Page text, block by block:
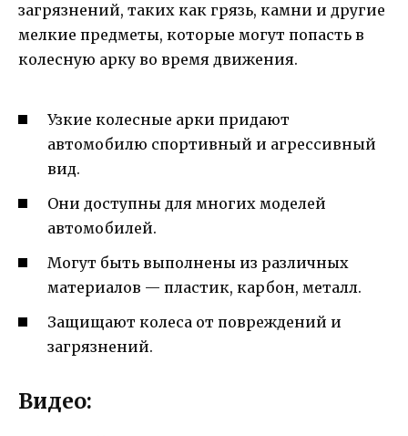
загрязнений, таких как грязь, камни и другие
мелкие предметы, которые могут попасть в
колесную арку во время движения.
Узкие колесные арки придают
автомобилю спортивный и агрессивный
вид.
Они доступны для многих моделей
автомобилей.
Могут быть выполнены из различных
материалов — пластик, карбон, металл.
Защищают колеса от повреждений и
загрязнений.
Видео: